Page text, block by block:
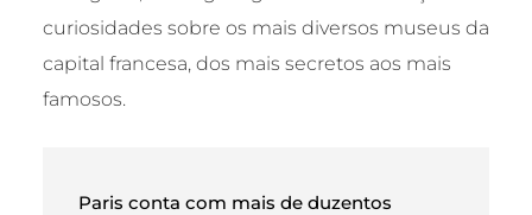
curiosidades sobre os mais diversos museus da
capital francesa, dos mais secretos aos mais
famosos.
Paris conta com mais de duzentos